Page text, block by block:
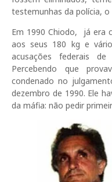
testemunhas da polícia,
Em 1990 Chiodo, já era
aos seus 180 kg e
acusações federais
Percebendo que
condenado no
dezembro de 1990. Ele
da máfia: não pedir